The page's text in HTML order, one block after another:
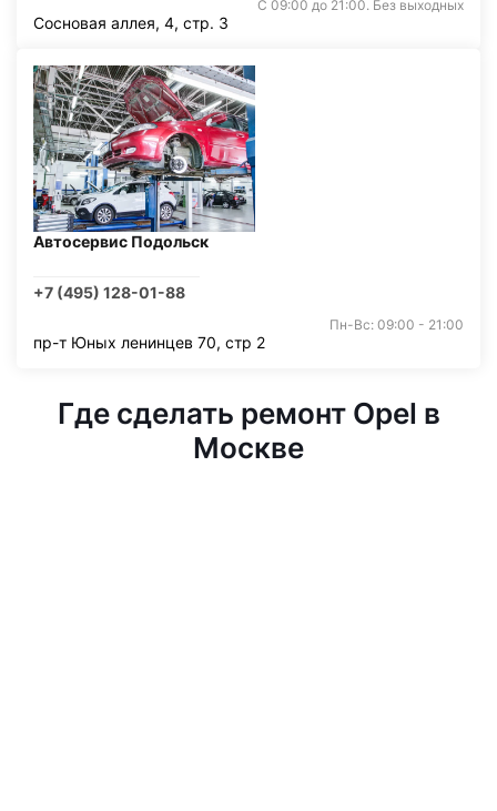
С 09:00 до 21:00. Без выходных
Сосновая аллея, 4, стр. 3
Автосервис Подольск
+7 (495) 128-01-88
Пн-Вс: 09:00 - 21:00
пр-т Юных ленинцев 70, стр 2
Где сделать ремонт Opel в
Москве